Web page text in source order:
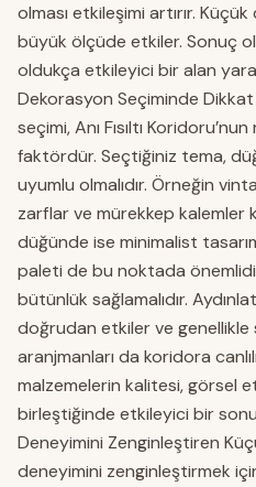
olması etkileşimi artırır.
büyük ölçüde etkiler. Sonuç
oldukça etkileyici bir alan
Dekorasyon Seçiminde
seçimi, Anı Fısıltı
faktördür. Seçtiğiniz tema,
uyumlu olmalıdır. Örneğin
zarflar ve mürekkep kalemler
düğünde ise minimalist
paleti de bu noktada
bütünlük sağlamalıdır.
doğrudan etkiler ve genellikle
aranjmanları da koridora
malzemelerin kalitesi, görsel
birleştiğinde etkileyici bir
Deneyimini Zenginleştiren
deneyimini zenginleştirmek